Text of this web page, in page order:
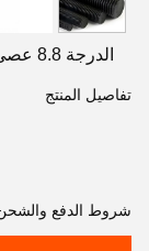
الدرجة 8.8 عصى الخيط الطول 1m - 3m قطر 3mm - 100mm
تفاصيل المنتج
شروط الدفع